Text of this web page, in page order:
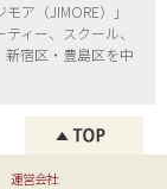
モア（JIMORE）」
ィー、
スクール、
宿区・ 豊島区を中
運営会社